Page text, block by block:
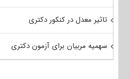
تاثیر معدل در کنکور دکتری
سهمیه مربیان برای آزمون دکتری